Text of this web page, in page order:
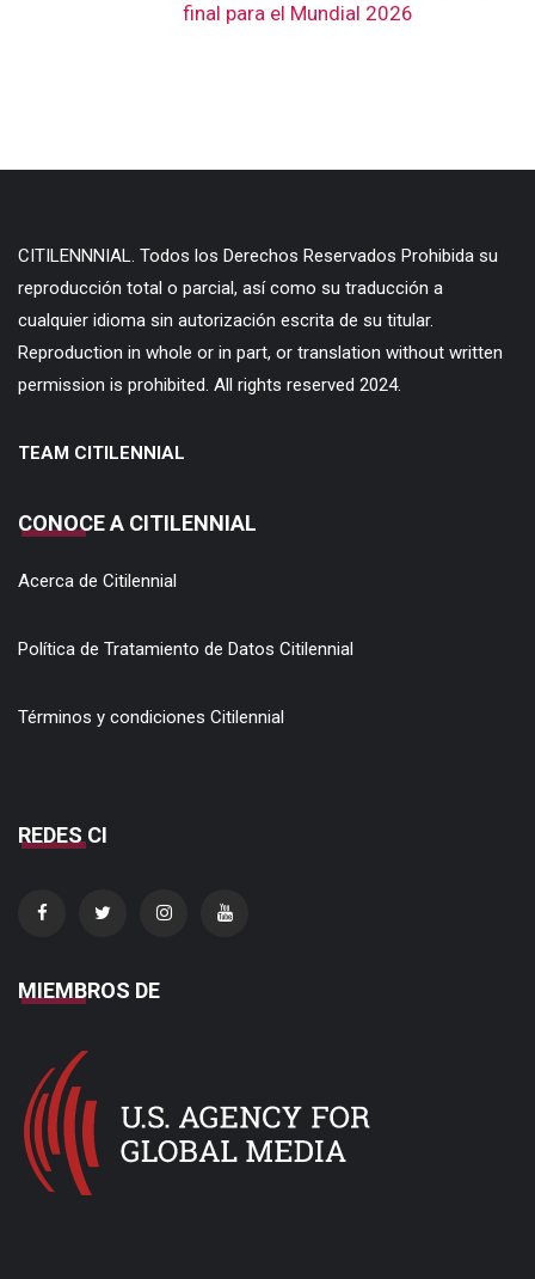
final para el Mundial 2026
CITILENNNIAL. Todos los Derechos Reservados Prohibida su
reproducción total o parcial, así como su traducción a
cualquier idioma sin autorización escrita de su titular.
Reproduction in whole or in part, or translation without written
permission is prohibited. All rights reserved 2024.
TEAM CITILENNIAL
CONOCE A CITILENNIAL
Acerca de Citilennial
Política de Tratamiento de Datos Citilennial
Términos y condiciones Citilennial
REDES CI
MIEMBROS DE